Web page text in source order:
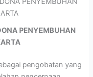
PENYEMBUHAN
pengobatan yang